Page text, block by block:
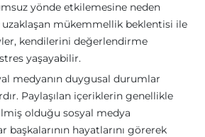
yönde etkilemesine neden
mükemmellik beklentisi ile
kendilerini değerlendirme
yaşayabilir.
medyanın duygusal durumlar
Paylaşılan içeriklerin genellikle
olduğu sosyal medya
başkalarının hayatlarını görerek